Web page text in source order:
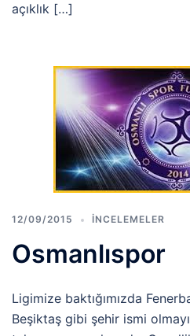
açıklık […]
12/09/2015 İNCELEMELER
Osmanlıspor
Ligimize baktığımızda
Beşiktaş gibi şehir ismi